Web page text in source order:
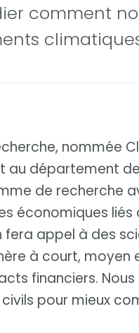
comment
nommée
au département
de recherche
économiques liés
appel à des
à court, moyen
financiers.
pour mieux